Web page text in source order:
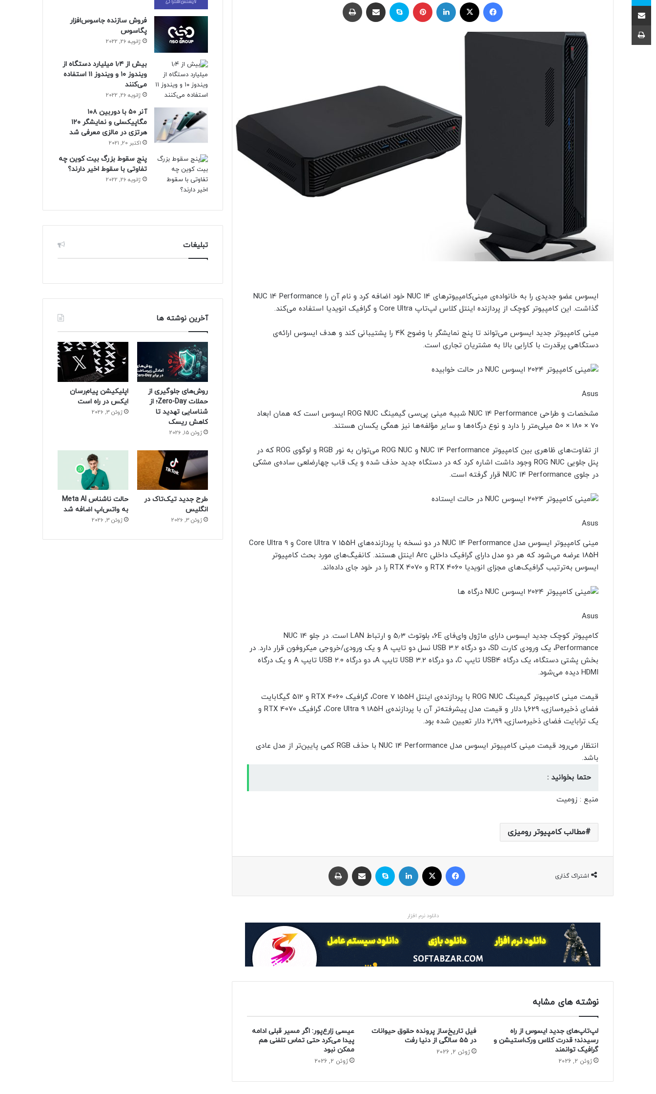
ایکس
ایسوس عضو جدیدی را به خانواده‌ی مینی‌کامپیوترهای NUC 14 خود اضافه کرد و نام آن را NUC 14 Performance
گذاشت. این کامپیوتر کوچک از پردازنده اینتل کلاس لپ‌تاپ Core Ultra و گرافیک انویدیا استفاده می‌کند.
مینی کامپیوتر جدید ایسوس می‌تواند تا پنج نمایشگر با وضوح 4K را پشتیبانی کند و هدف ایسوس ارائه‌ی
دستگاهی پرقدرت با کارایی بالا به مشتریان تجاری است.
Asus
مشخصات و طراحی NUC 14 Performance شبیه مینی‌ پی‌سی گیمینگ ROG NUC ایسوس است که همان ابعاد
۷۰ × ۱۸۰ × ۵۰ میلی‌متر را دارد و نوع درگاه‌ها و سایر مؤلفه‌ها نیز همگی یکسان هستند.
از تفاوت‌های ظاهری بین کامپیوتر NUC 14 Performance و ROG NUC می‌توان به نور RGB و لوگوی ROG که در
پنل جلویی ROG NUC وجود داشت اشاره کرد که در دستگاه جدید حذف شده و یک قاب چهارضلعی ساده‌ی مشکی
در جلوی NUC 14 Performance قرار گرفته است.
Asus
مینی کامپیوتر ایسوس مدل NUC 14 Performance در دو نسخه با پردازنده‌های Core Ultra 7 155H و Core Ultra 9
185H عرضه می‌شود که هر دو مدل دارای گرافیک داخلی Arc اینتل هستند. کانفیگ‌های مورد بحث کامپیوتر
ایسوس به‌ترتیب گرافیک‌های مجزای انویدیا RTX 4060 و RTX 4070 را در خود جای داده‌اند.
Asus
کامپیوتر کوچک جدید ایسوس دارای ماژول وای‌فای 6E، بلوتوث ۵٫۳ و ارتباط LAN است. در جلو NUC 14
Performance، یک ورودی کارت SD، دو درگاه USB 3.2 نسل دو تایپ A و یک ورودی/خروجی میکروفون قرار دارد. در
بخش پشتی دستگاه، یک درگاه USB4 تایپ C، دو درگاه USB 3.2 تایپ A، دو درگاه USB 2.0 تایپ A و یک درگاه
HDMI دیده می‌شود.
قیمت مینی کامپیوتر گیمینگ ROG NUC با پردازنده‌ی اینتل Core 7 155H، گرافیک RTX 4060 و ۵۱۲ گیگابایت
فضای ذخیره‌سازی، ۱٬۶۲۹ دلار و قیمت مدل پیشرفته‌تر آن با پردازنده‌ی Core Ultra 9 185H، گرافیک RTX 4070 و
یک ترابایت فضای ذخیره‌سازی، ۲٬۱۹۹ دلار تعیین شده بود.
انتظار می‌رود قیمت مینی کامپیوتر ایسوس مدل NUC 14 Performance با حذف RGB کمی پایین‌تر از مدل عادی
باشد.
حتما بخوانید :
منبع : زومیت
مطالب کامپیوتر رومیزی
اشتراک گذاری
ایکس
دانلود نرم افزار
نوشته های مشابه
لپ‌تاپ‌های جدید ایسوس از راه
رسیدند؛ قدرت کلاس ورک‌استیشن و
گرافیک توانمند
ژوئن 2, 2026
فیل تاریخ‌ساز پرونده حقوق حیوانات
در ۵۵ سالگی از دنیا رفت
ژوئن 2, 2026
عیسی زارع‌پور: اگر مسیر قبلی ادامه
پیدا می‌کرد حتی تماس تلفنی هم
ممکن نبود
ژوئن 2, 2026
فروش سازنده جاسوس‌افزار
پگاسوس
ژانویه 26, 2022
بیش از ۱٫۴ میلیارد دستگاه از
ویندوز ۱۰ و ویندوز ۱۱ استفاده
می‌کنند
ژانویه 26, 2022
آنر ۵۰ با دوربین ۱۰۸
مگاپیکسلی و نمایشگر ۱۲۰
هرتزی در مالزی معرفی شد
اکتبر 20, 2021
پنج سقوط بزرگ بیت کوین چه
تفاوتی با سقوط اخیر دارند؟
ژانویه 26, 2022
تبلیغات
آخرین نوشته ها
روش‌های جلوگیری از
حملات Zero-Day؛ از
شناسایی تهدید تا
کاهش ریسک
ژوئن 15, 2026
اپلیکیشن پیام‌رسان
ایکس در راه است
ژوئن 3, 2026
طرح جدید تیک‌تاک در
انگلیس
ژوئن 3, 2026
حالت ناشناس Meta AI
به واتس‌اپ اضافه شد
ژوئن 3, 2026